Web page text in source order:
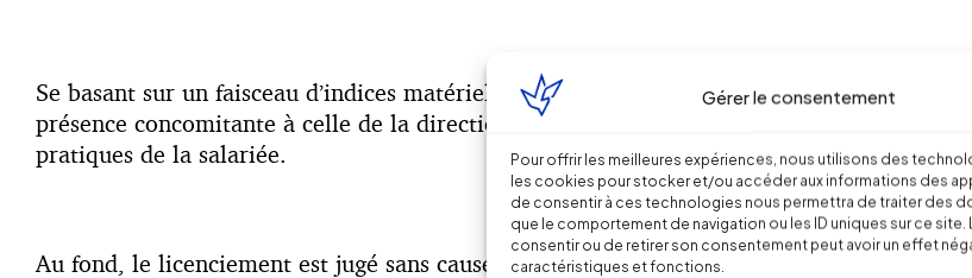
Gérer le consentement
Pour offrir les meilleures expériences, nous utilisons des
les cookies pour stocker et/ou accéder aux informations des
de consentir à ces technologies nous permettra de traiter des
que le comportement de navigation ou les ID uniques sur ce site.
consentir ou de retirer son consentement peut avoir un effet
caractéristiques et fonctions.
Se basant sur un faisceau d’indices matériels, les juges retiennent que les deux témoins
présence concomitante à celle de la direction résultait en fait d’un « stratagème » mis
pratiques de la salariée.
Au fond, le licenciement est jugé sans cause réelle et sérieuse, décision validée en